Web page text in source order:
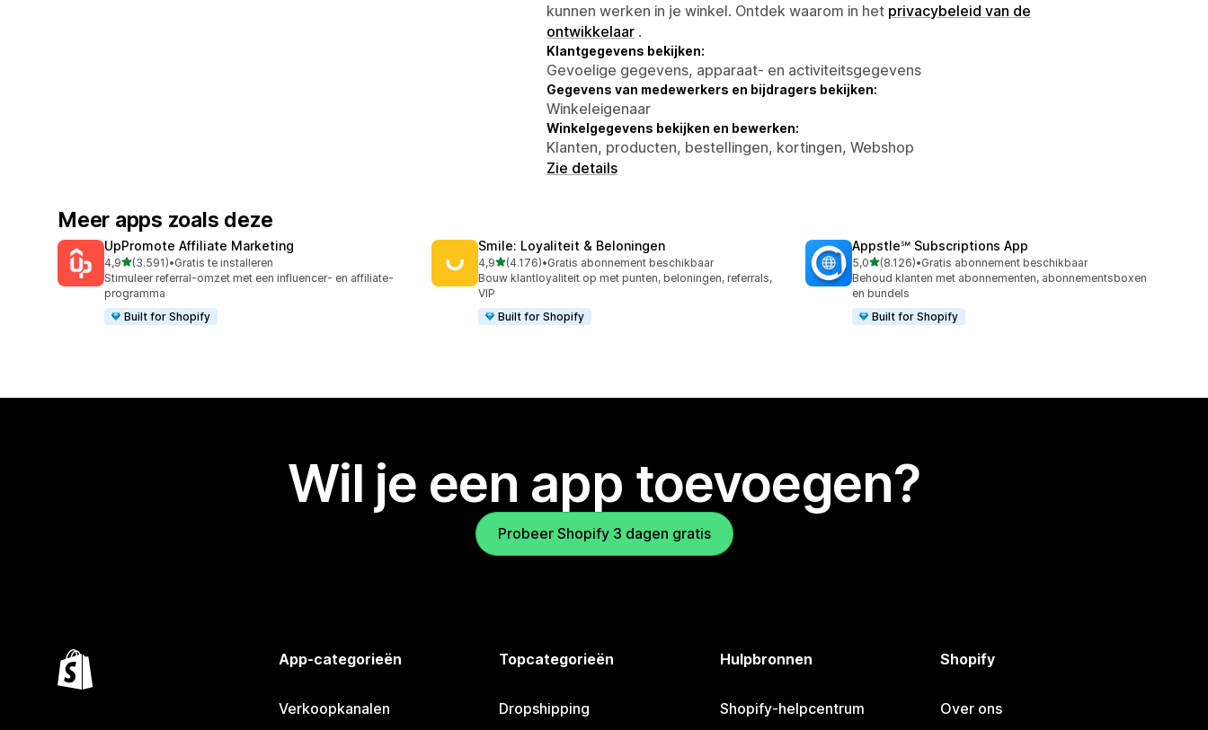
kunnen werken in je winkel. Ontdek waarom in het privacybeleid van de
ontwikkelaar .
Klantgegevens bekijken:
Gevoelige gegevens, apparaat- en activiteitsgegevens
Gegevens van medewerkers en bijdragers bekijken:
Winkeleigenaar
Winkelgegevens bekijken en bewerken:
Klanten, producten, bestellingen, kortingen, Webshop
Zie details
Meer apps zoals deze
UpPromote Affiliate Marketing
4,9van 5 sterren
(3.591)
3591 recensies in totaal
•Gratis te installeren
Stimuleer referral-omzet met een influencer- en affiliate-
programma
Built for Shopify
Smile: Loyaliteit & Beloningen
4,9van 5 sterren
(4.176)
4176 recensies in totaal
•Gratis abonnement beschikbaar
Bouw klantloyaliteit op met punten, beloningen, referrals,
VIP
Built for Shopify
Appstle℠ Subscriptions App
5,0van 5 sterren
(8.126)
8126 recensies in totaal
•Gratis abonnement beschikbaar
Behoud klanten met abonnementen, abonnementsboxen
en bundels
Built for Shopify
Wil je een app toevoegen?
Probeer Shopify 3 dagen gratis
App-categorieën
Verkoopkanalen
Topcategorieën
Dropshipping
Hulpbronnen
Shopify-helpcentrum
Shopify
Over ons